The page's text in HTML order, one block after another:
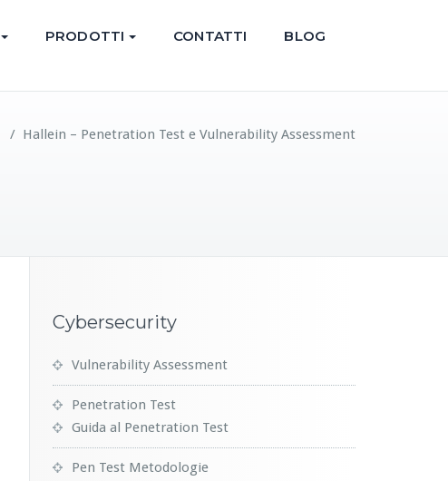
PRODOTTI CONTATTI BLOG
/ Hallein – Penetration Test e Vulnerability Assessment
Cybersecurity
Vulnerability Assessment
Penetration Test
Guida al Penetration Test
Pen Test Metodologie